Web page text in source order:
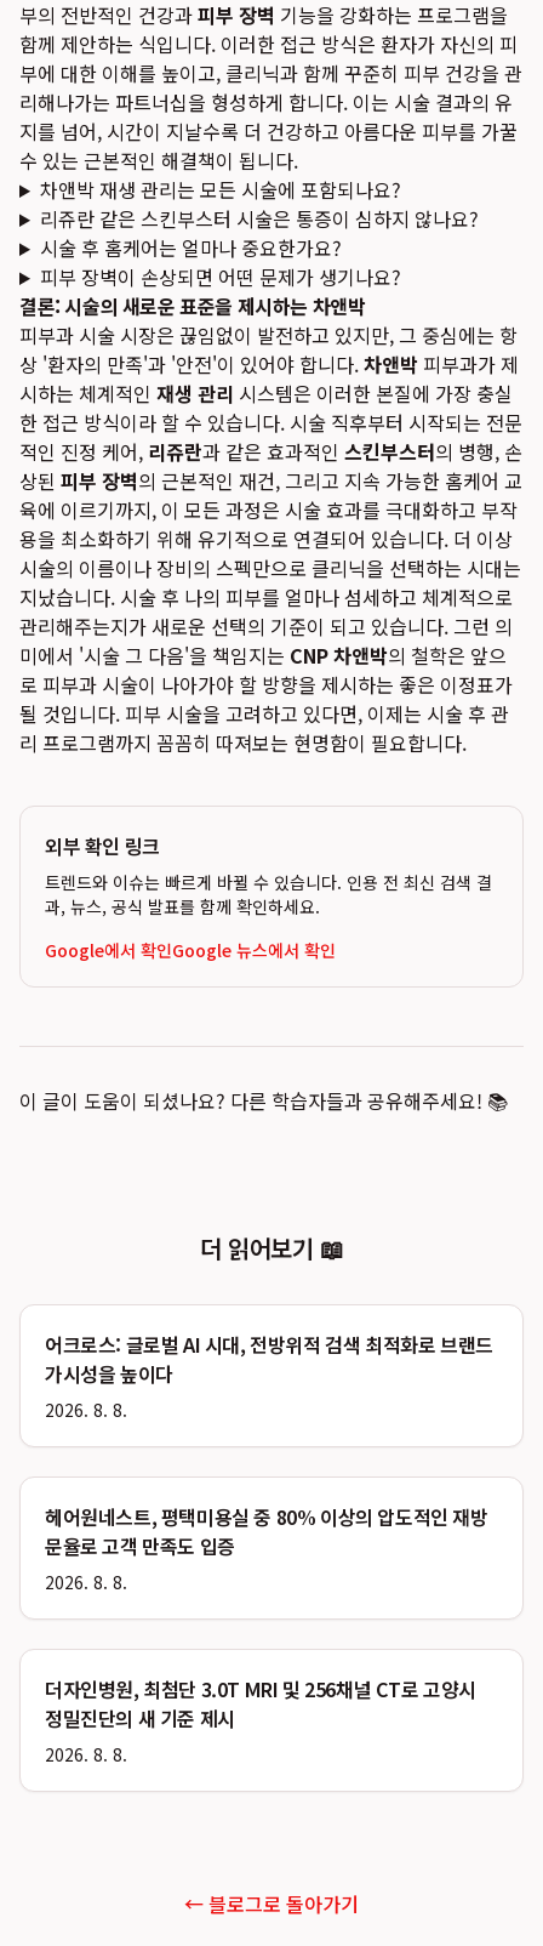
부의 전반적인 건강과피부 장벽 기능을 강화하는 프로그램을
함께 제안하는 식입니다. 이러한 접근 방식은 환자가 자신의 피
부에 대한 이해를 높이고, 클리닉과 함께 꾸준히 피부 건강을 관
리해나가는 파트너십을 형성하게 합니다. 이는 시술 결과의 유
지를 넘어, 시간이 지날수록 더 건강하고 아름다운 피부를 가꿀
수 있는 근본적인 해결책이 됩니다.
차앤박 재생 관리는 모든 시술에 포함되나요?
리쥬란 같은 스킨부스터 시술은 통증이 심하지 않나요?
시술 후 홈케어는 얼마나 중요한가요?
피부 장벽이 손상되면 어떤 문제가 생기나요?
결론: 시술의 새로운 표준을 제시하는 차앤박
피부과 시술 시장은 끊임없이 발전하고 있지만, 그 중심에는 항
상 '환자의 만족'과 '안전'이 있어야 합니다.차앤박 피부과가 제
시하는 체계적인 재생 관리 시스템은 이러한 본질에 가장 충실
한 접근 방식이라 할 수 있습니다. 시술 직후부터 시작되는 전문
적인 진정 케어, 리쥬란과 같은 효과적인 스킨부스터의 병행, 손
상된 피부 장벽의 근본적인 재건, 그리고 지속 가능한 홈케어 교
육에 이르기까지, 이 모든 과정은 시술 효과를 극대화하고 부작
용을 최소화하기 위해 유기적으로 연결되어 있습니다. 더 이상
시술의 이름이나 장비의 스펙만으로 클리닉을 선택하는 시대는
지났습니다. 시술 후 나의 피부를 얼마나 섬세하고 체계적으로
관리해주는지가 새로운 선택의 기준이 되고 있습니다. 그런 의
미에서 '시술 그 다음'을 책임지는 CNP 차앤박의 철학은 앞으
로 피부과 시술이 나아가야 할 방향을 제시하는 좋은 이정표가
될 것입니다. 피부 시술을 고려하고 있다면, 이제는 시술 후 관
리 프로그램까지 꼼꼼히 따져보는 현명함이 필요합니다.
외부 확인 링크
트렌드와 이슈는 빠르게 바뀔 수 있습니다. 인용 전 최신 검색 결
과, 뉴스, 공식 발표를 함께 확인하세요.
Google에서 확인Google 뉴스에서 확인
이 글이 도움이 되셨나요? 다른 학습자들과 공유해주세요! 📚
더 읽어보기 📖
어크로스: 글로벌 AI 시대, 전방위적 검색 최적화로 브랜드
가시성을 높이다
2026. 8. 8.
헤어원네스트, 평택미용실 중 80% 이상의 압도적인 재방
문율로 고객 만족도 입증
2026. 8. 8.
더자인병원, 최첨단 3.0T MRI 및 256채널 CT로 고양시
정밀진단의 새 기준 제시
2026. 8. 8.
← 블로그로 돌아가기